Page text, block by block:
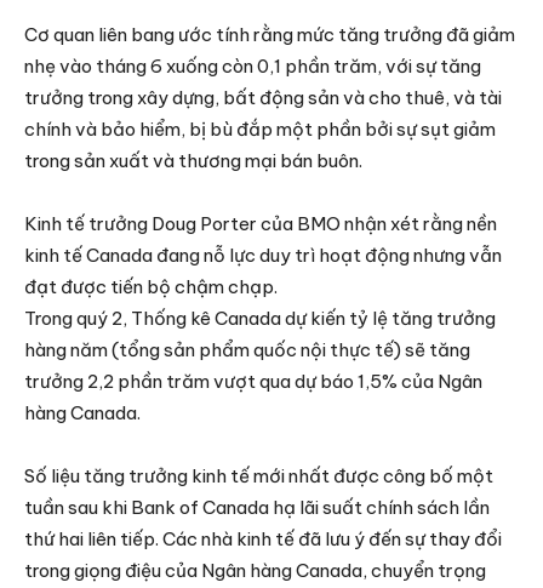
Cơ quan liên bang ước tính rằng mức tăng trưởng đã giảm
nhẹ vào tháng 6 xuống còn 0,1 phần trăm, với sự tăng
trưởng trong xây dựng, bất động sản và cho thuê, và tài
chính và bảo hiểm, bị bù đắp một phần bởi sự sụt giảm
trong sản xuất và thương mại bán buôn.
Kinh tế trưởng Doug Porter của BMO nhận xét rằng nền
kinh tế Canada đang nỗ lực duy trì hoạt động nhưng vẫn
đạt được tiến bộ chậm chạp.
Trong quý 2, Thống kê Canada dự kiến ​​tỷ lệ tăng trưởng
hàng năm (tổng sản phẩm quốc nội thực tế) sẽ tăng
trưởng 2,2 phần trăm vượt qua dự báo 1,5% của Ngân
hàng Canada.
Số liệu tăng trưởng kinh tế mới nhất được công bố một
tuần sau khi Bank of Canada hạ lãi suất chính sách lần
thứ hai liên tiếp. Các nhà kinh tế đã lưu ý đến sự thay đổi
trong giọng điệu của Ngân hàng Canada, chuyển trọng